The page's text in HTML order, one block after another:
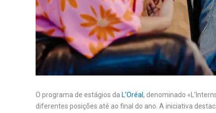
O programa de estágios da L’Oréal, denominado
diferentes posições até ao final do ano. A iniciativa